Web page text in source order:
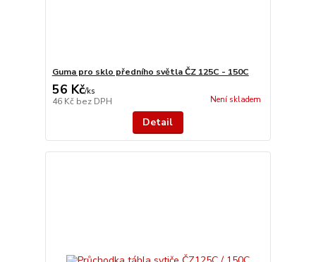
Guma pro sklo předního světla ČZ 125C - 150C
56 Kč/ks
46 Kč bez DPH Není skladem
Detail